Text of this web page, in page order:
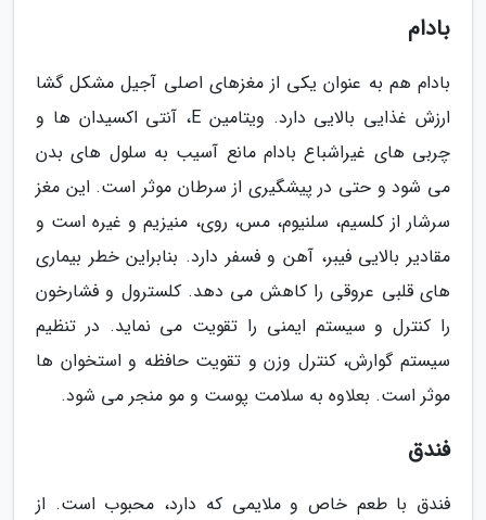
بادام
بادام هم به عنوان یکی از مغزهای اصلی آجیل مشکل گشا
ارزش غذایی بالایی دارد. ویتامین E، آنتی اکسیدان ها و
چربی های غیراشباع بادام مانع آسیب به سلول های بدن
می شود و حتی در پیشگیری از سرطان موثر است. این مغز
سرشار از کلسیم، سلنیوم، مس، روی، منیزیم و غیره است و
مقادیر بالایی فیبر، آهن و فسفر دارد. بنابراین خطر بیماری
های قلبی عروقی را کاهش می دهد. کلسترول و فشارخون
را کنترل و سیستم ایمنی را تقویت می نماید. در تنظیم
سیستم گوارش، کنترل وزن و تقویت حافظه و استخوان ها
موثر است. بعلاوه به سلامت پوست و مو منجر می شود.
فندق
فندق با طعم خاص و ملایمی که دارد، محبوب است. از